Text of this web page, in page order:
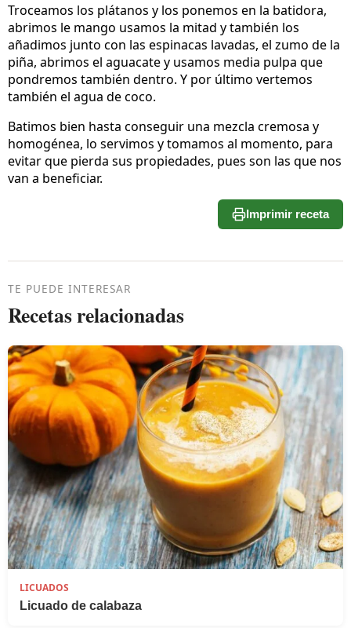
Troceamos los plátanos y los ponemos en la batidora,
abrimos le mango usamos la mitad y también los
añadimos junto con las espinacas lavadas, el zumo de la
piña, abrimos el aguacate y usamos media pulpa que
pondremos también dentro. Y por último vertemos
también el agua de coco.
Batimos bien hasta conseguir una mezcla cremosa y
homogénea, lo servimos y tomamos al momento, para
evitar que pierda sus propiedades, pues son las que nos
van a beneficiar.
Imprimir receta
TE PUEDE INTERESAR
Recetas relacionadas
LICUADOS
Licuado de calabaza